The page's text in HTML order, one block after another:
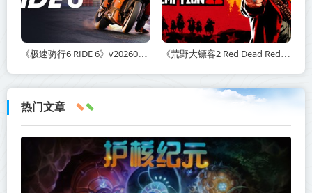
《极速骑行6 RIDE 6》v20260511-免安装中文版丨中文版网盘下载 《荒野大镖客2 Red Dead Redemption 2》v1491.50-打包mod+送修改器丨中文版网盘下载
热门文章